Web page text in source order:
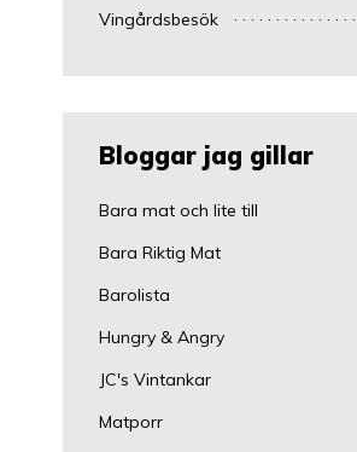
Vingårdsbesök
Bloggar jag gillar
Bara mat och lite till
Bara Riktig Mat
Barolista
Hungry & Angry
JC's Vintankar
Matporr